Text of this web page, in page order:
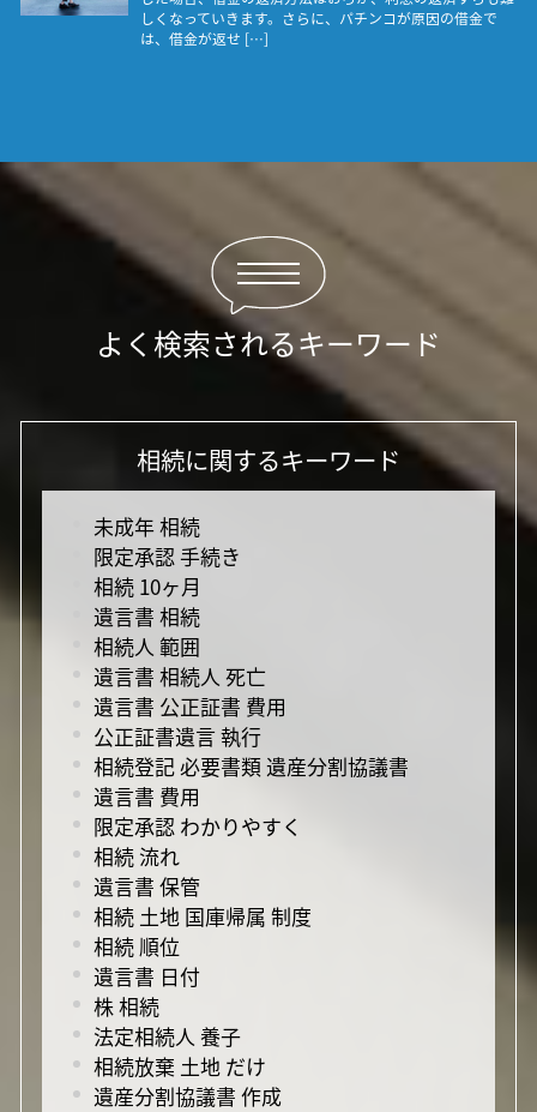
しくなっていきます。さらに、パチンコが原因の借金で
は、借金が返せ […]
よく検索されるキーワード
相続に関するキーワード
未成年 相続
限定承認 手続き
相続 10ヶ月
遺言書 相続
相続人 範囲
遺言書 相続人 死亡
遺言書 公正証書 費用
公正証書遺言 執行
相続登記 必要書類 遺産分割協議書
遺言書 費用
限定承認 わかりやすく
相続 流れ
遺言書 保管
相続 土地 国庫帰属 制度
相続 順位
遺言書 日付
株 相続
法定相続人 養子
相続放棄 土地 だけ
遺産分割協議書 作成